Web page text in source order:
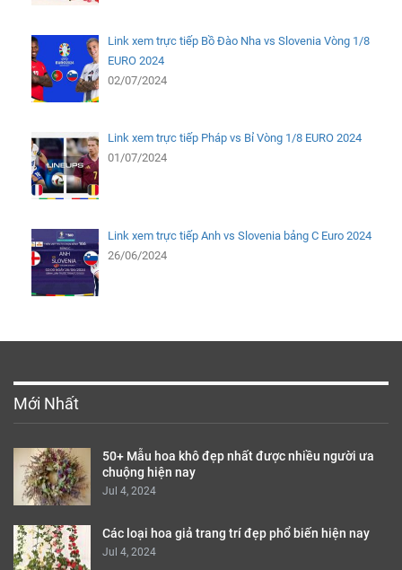
Link xem trực tiếp Bồ Đào Nha vs Slovenia Vòng 1/8
EURO 2024
02/07/2024
Link xem trực tiếp Pháp vs Bỉ Vòng 1/8 EURO 2024
01/07/2024
Link xem trực tiếp Anh vs Slovenia bảng C Euro 2024
26/06/2024
Mới Nhất
50+ Mẫu hoa khô đẹp nhất được nhiều người ưa
chuộng hiện nay
Jul 4, 2024
Các loại hoa giả trang trí đẹp phổ biến hiện nay
Jul 4, 2024